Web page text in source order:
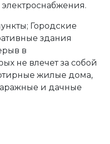
Городские
здания
в
не влечет за собой
жилые дома,
и дачные